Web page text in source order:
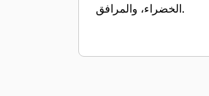
الخضراء، والمرافق.